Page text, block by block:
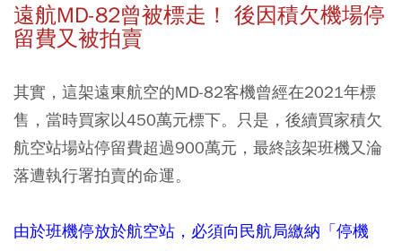
遠航MD-82曾被標走！ 後因積欠機場停
留費又被拍賣
其實，這架遠東航空的MD-82客機曾經在2021年標
售，當時買家以450萬元標下。只是，後續買家積欠
航空站場站停留費超過900萬元，最終該架班機又淪
落遭執行署拍賣的命運。
由於班機停放於航空站，必須向民航局繳納「停機